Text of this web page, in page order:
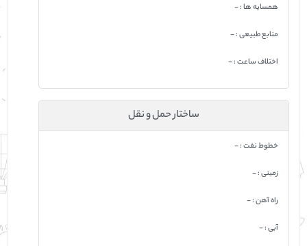
همسایه ها : -
منابع طبیعی : -
اختلاف ساعت : -
ساختار حمل و نقل
خطوط نفت : -
زمینی : -
راه آهن : -
آبی : -